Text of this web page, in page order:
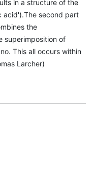
in a structure of the
acid').The second part
the
superimposition of
This all occurs within
Larcher)